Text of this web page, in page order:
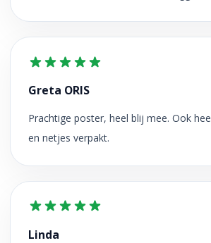
Greta ORIS
Prachtige poster, heel blij mee. Ook
en netjes verpakt.
Linda